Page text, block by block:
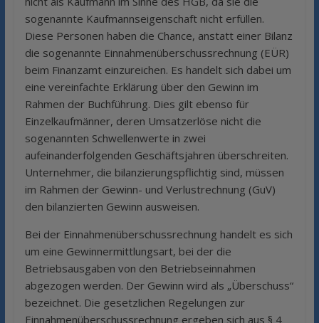
sogenannte Kaufmannseigenschaft nicht erfüllen.
Diese Personen haben die Chance, anstatt einer Bilanz
die sogenannte Einnahmenüberschussrechnung (EÜR)
beim Finanzamt einzureichen. Es handelt sich dabei um
eine vereinfachte Erklärung über den Gewinn im
Rahmen der Buchführung. Dies gilt ebenso für
Einzelkaufmänner, deren Umsatzerlöse nicht die
sogenannten Schwellenwerte in zwei
aufeinanderfolgenden Geschäftsjahren überschreiten.
Unternehmer, die bilanzierungspflichtig sind, müssen
im Rahmen der Gewinn- und Verlustrechnung (GuV)
den bilanzierten Gewinn ausweisen.
Bei der Einnahmenüberschussrechnung handelt es sich
um eine Gewinnermittlungsart, bei der die
Betriebsausgaben von den Betriebseinnahmen
abgezogen werden. Der Gewinn wird als „Überschuss“
bezeichnet. Die gesetzlichen Regelungen zur
Einnahmenüberschussrechnung ergeben sich aus § 4